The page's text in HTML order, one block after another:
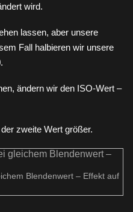
wird.
lassen, aber unsere
Fall halbieren wir unsere
ändern wir den ISO-Wert –
zweite Wert größer.
Blendenwert – Effekt auf